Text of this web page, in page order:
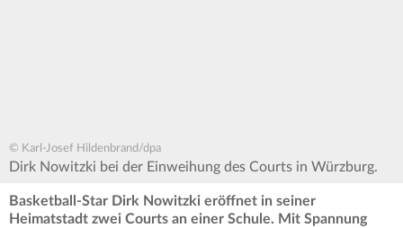
© Karl-Josef Hildenbrand/dpa
Dirk Nowitzki bei der Einweihung des Courts in Würzburg.
Basketball-Star Dirk Nowitzki eröffnet in seiner
Heimatstadt zwei Courts an einer Schule. Mit Spannung